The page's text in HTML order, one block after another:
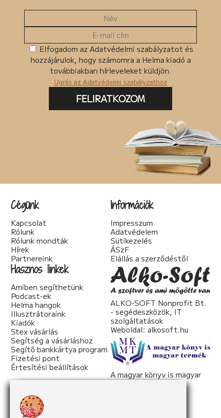
Elfogadom az Adatvédelmi szabályzatot és
hozzájárulok, hogy számomra a Helma kiadó a
továbbiakban hírleveleket küldjön.
Ugrás az Adatvédelmi szabályzathoz
FELIRATKOZOM
Cégünk
Kapcsolat
Rólunk
Rólunk mondták
Hírek
Partnereink
Információk
Impresszum
Adatvédelem
Sütikezelés
ÁSzF
Elállás a szerződéstől
Hasznos linkek
Amiben segíthetünk
Podcast-ek
Helma hangok
Illusztrátoraink
Kiadók
Stex vásárlás
Segítség a vásárláshoz
Segítő bankkártya program
Fizetési pont
Értesítési beállítások
ALKO-SOFT Nonprofit Bt.
- segédeszközök, IT
szolgáltatások
Weboldal: alkosoft.hu
A magyar könyv is magyar
termék